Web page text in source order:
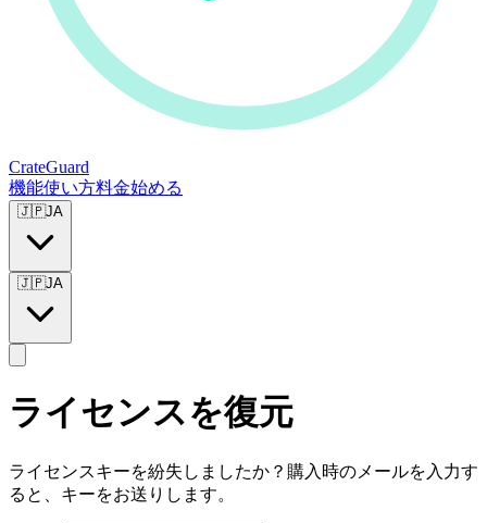
CrateGuard
機能使い方料金始める
🇯🇵JA
🇯🇵JA
ライセンスを復元
ライセンスキーを紛失しましたか？購入時のメールを入力す
ると、キーをお送りします。